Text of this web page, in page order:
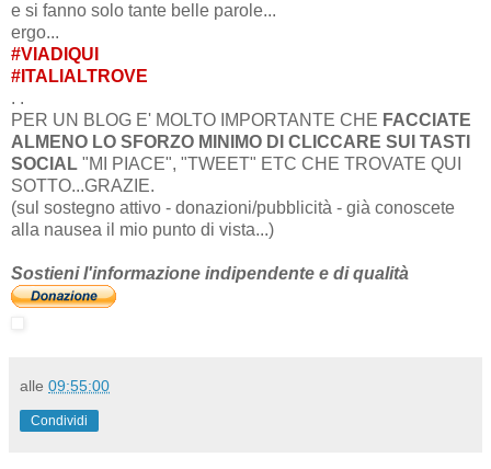
e si fanno solo tante belle parole...
ergo...
#VIADIQUI
#ITALIALTROVE
. .
PER UN BLOG E' MOLTO IMPORTANTE CHE FACCIATE
ALMENO LO SFORZO MINIMO DI CLICCARE SUI TASTI
SOCIAL "MI PIACE", "TWEET" ETC CHE TROVATE QUI
SOTTO...GRAZIE.
(sul sostegno attivo - donazioni/pubblicità - già conoscete
alla nausea il mio punto di vista...)
Sostieni l'informazione indipendente e di qualità
alle 09:55:00
Condividi